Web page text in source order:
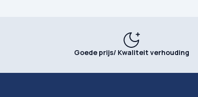
Goede prijs/ Kwaliteit verhouding